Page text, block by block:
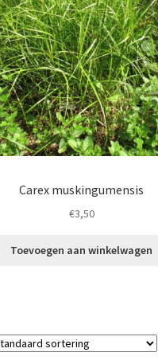
Carex muskingumensis
€3,50
Toevoegen aan winkelwagen